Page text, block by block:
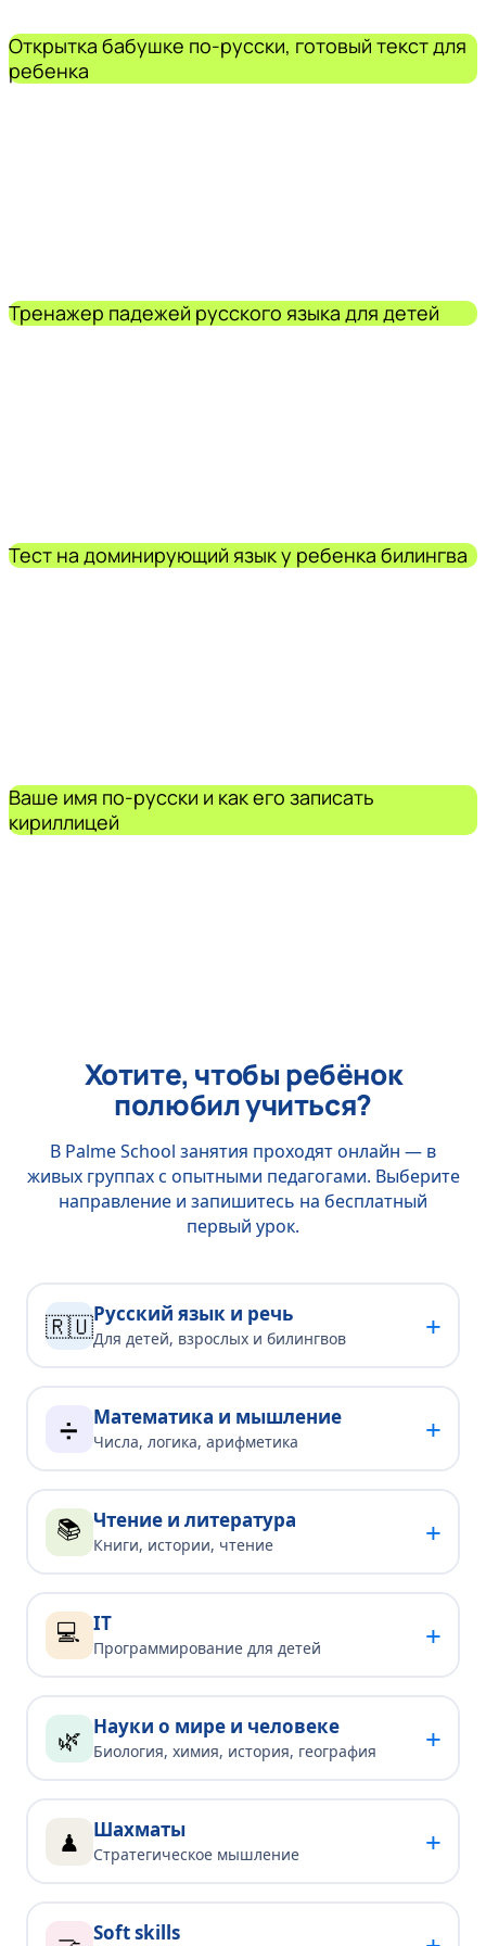
Открытка бабушке по-русски, готовый текст для
ребенка
Тренажер падежей русского языка для детей
Тест на доминирующий язык у ребенка билингва
Ваше имя по-русски и как его записать
кириллицей
Хотите, чтобы ребёнок
полюбил учиться?
В Palme School занятия проходят онлайн — в
живых группах с опытными педагогами. Выберите
направление и запишитесь на бесплатный
первый урок.
🇷🇺Русский язык и речь
Для детей, взрослых и билингвов +
➗ Математика и мышление
Числа, логика, арифметика +
📚 Чтение и литература
Книги, истории, чтение +
💻 IT
Программирование для детей +
🌿 Науки о мире и человеке
Биология, химия, история, география +
♟ Шахматы
Стратегическое мышление +
Soft skills